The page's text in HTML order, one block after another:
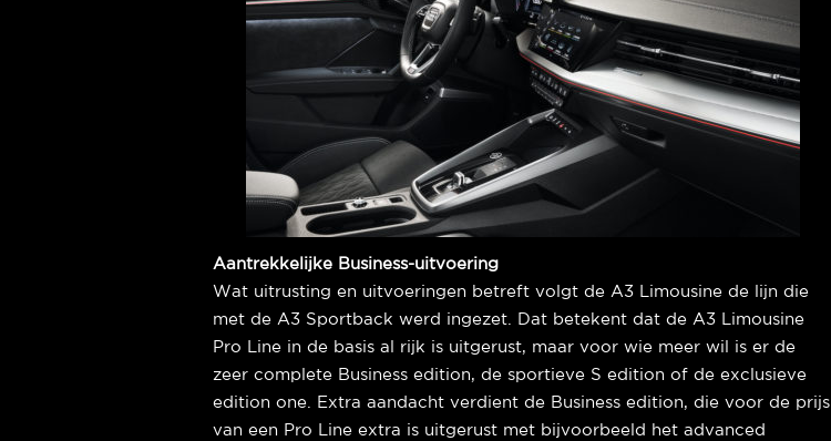
Aantrekkelijke Business-uitvoering
Wat uitrusting en uitvoeringen betreft volgt de A3 Limousine de lijn die
met de A3 Sportback werd ingezet. Dat betekent dat de A3 Limousine
Pro Line in de basis al rijk is uitgerust, maar voor wie meer wil is er de
zeer complete Business edition, de sportieve S edition of de exclusieve
edition one. Extra aandacht verdient de Business edition, die voor de prijs
van een Pro Line extra is uitgerust met bijvoorbeeld het advanced